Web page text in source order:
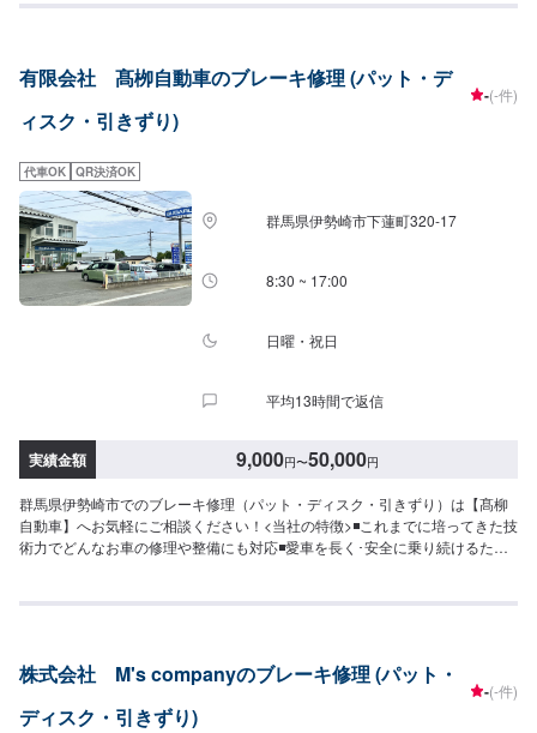
1,000/1カ所）
有限会社 髙栁自動車のブレーキ修理 (パット・デ
ィスク・引きずり)
-(-件)
代車OK QR決済OK
群馬県伊勢崎市下蓮町320-17
8:30 ~ 17:00
日曜・祝日
平均13時間で返信
実績金額 9,000円〜50,000円
群馬県伊勢崎市でのブレーキ修理（パット・ディスク・引きずり）は【髙柳
自動車】へお気軽にご相談ください！<当社の特徴>◾これまでに培ってきた技
術力でどんなお車の修理や整備にも対応◾愛車を長く･安全に乗り続けるため
案！>★お安く済ませたい…★お時間があまり取れない…などのご相談もお気
納期は通常2日～3日程度で納車となります。(要相談)納期は前後する場合が
ございます。予めご了承ください。-----代車について-----代車をご用意してい
ます。お車の作業中は代車をご利用ください。※代車の燃料代はお客様にご負
株式会社 M's companyのブレーキ修理 (パット・
ディスク・引きずり)
-(-件)